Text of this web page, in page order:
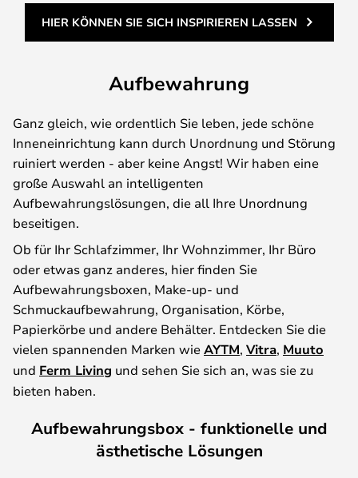
HIER KÖNNEN SIE SICH INSPIRIEREN LASSEN
Aufbewahrung
Ganz gleich, wie ordentlich Sie leben, jede schöne
Inneneinrichtung kann durch Unordnung und Störung
ruiniert werden - aber keine Angst! Wir haben eine
große Auswahl an intelligenten
Aufbewahrungslösungen, die all Ihre Unordnung
beseitigen.
Ob für Ihr Schlafzimmer, Ihr Wohnzimmer, Ihr Büro
oder etwas ganz anderes, hier finden Sie
Aufbewahrungsboxen, Make-up- und
Schmuckaufbewahrung, Organisation, Körbe,
Papierkörbe und andere Behälter. Entdecken Sie die
vielen spannenden Marken wieAYTM, Vitra, Muuto
und Ferm Living und sehen Sie sich an, was sie zu
bieten haben.
Aufbewahrungsbox - funktionelle und
ästhetische Lösungen